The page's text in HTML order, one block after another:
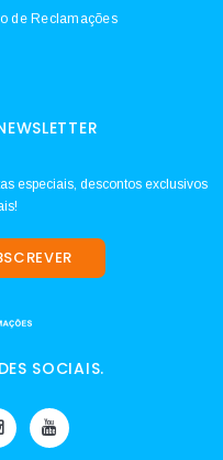
de Reclamações
especiais, descontos exclusivos
SOCIAIS.